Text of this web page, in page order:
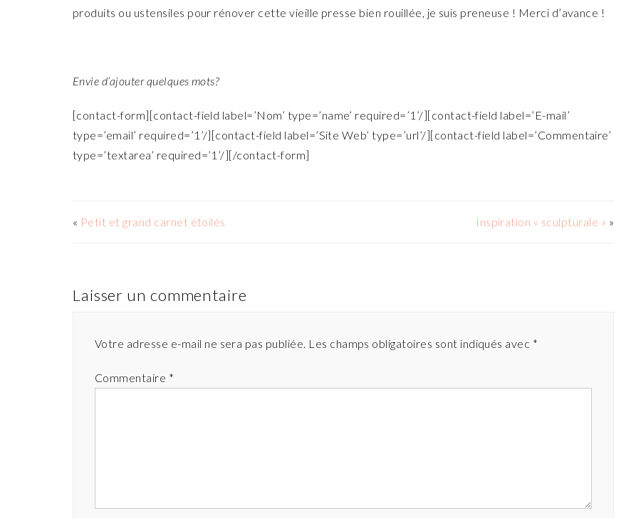
produits ou ustensiles pour rénover cette vieille presse bien rouillée, je suis preneuse ! Merci d’avance !
Envie d’ajouter quelques mots?
[contact-form][contact-field label=’Nom’ type=’name’ required=’1’/][contact-field label=’E-mail’
type=’email’ required=’1’/][contact-field label=’Site Web’ type=’url’/][contact-field label=’Commentaire’
type=’textarea’ required=’1’/][/contact-form]
« Petit et grand carnet étoilés Inspiration « sculpturale » »
Laisser un commentaire
Votre adresse e-mail ne sera pas publiée. Les champs obligatoires sont indiqués avec *
Commentaire *